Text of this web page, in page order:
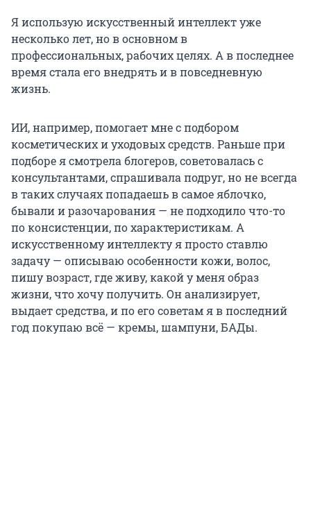
Я использую искусственный интеллект уже
несколько лет, но в основном в
профессиональных, рабочих целях. А в последнее
время стала его внедрять и в повседневную
жизнь.
ИИ, например, помогает мне с подбором
косметических и уходовых средств. Раньше при
подборе я смотрела блогеров, советовалась с
консультантами, спрашивала подруг, но не всегда
в таких случаях попадаешь в самое яблочко,
бывали и разочарования — не подходило что-то
по консистенции, по характеристикам. А
искусственному интеллекту я просто ставлю
задачу — описываю особенности кожи, волос,
пишу возраст, где живу, какой у меня образ
жизни, что хочу получить. Он анализирует,
выдает средства, и по его советам я в последний
год покупаю всё — кремы, шампуни, БАДы.